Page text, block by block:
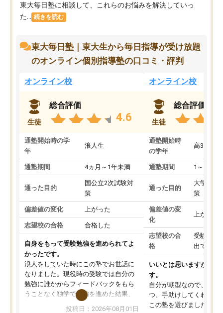
東大毎日塾に相談して、これらのお悩みを解決していっ
た...
続きを読む
東大毎日塾｜東大生から毎日指導が受け放題
のオンライン個別指導塾の口コミ・評判
オンライン校
生徒
総合評価
4.6
通塾開始時の学
年
浪人生
通塾期間 4ヵ月～1年未満
通った目的
国公立2次試験対
策
偏差値の変化 上がった
志望校の合格 合格した
自身をもって受験勉強を進められてよ
かったです。
浪人をしていた時にこの塾でお世話に
なりました。現役時の受験では自分の
勉強に誰かからフィードバックをもら
うことなく独学で勉強を進めた結果、
投稿日：2026年08月01日
オンライン校
生徒
総合評価
通塾開始時
の学年
高3
通塾期間 1～3ヵ月
通った目的
大学入学
策
偏差値の変
化
上がった
志望校の合
格
受験して
出ていな
いいとは思いますが、料
す。
自分が朝型なので、自習
つ、手助けしてくれる設
この塾を選びました。